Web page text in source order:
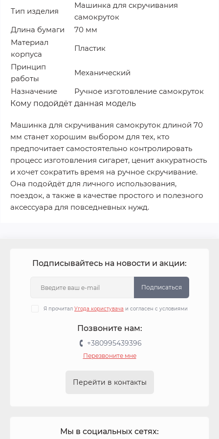
Тип изделия
Машинка для скручивания
самокруток
Длина бумаги
70 мм
Материал
корпуса
Пластик
Принцип
работы
Механический
Назначение
Ручное изготовление самокруток
Кому подойдёт данная модель
Машинка для скручивания самокруток длиной 70
мм станет хорошим выбором для тех, кто
предпочитает самостоятельно контролировать
процесс изготовления сигарет, ценит аккуратность
и хочет сократить время на ручное скручивание.
Она подойдёт для личного использования,
поездок, а также в качестве простого и полезного
аксессуара для повседневных нужд.
Подписывайтесь на новости и акции:
Подписаться
Я прочитал Угода користувача и согласен с условиями
Позвоните нам:
+380995439396
Перезвоните мне
Перейти в контакты
Мы в социальных сетях: